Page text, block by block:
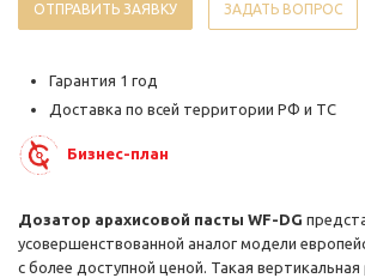
ОТПРАВИТЬ ЗАЯВКУ ЗАДАТЬ ВОПРОС
Гарантия 1 год
Доставка по всей территории РФ и ТС
Бизнес-план
Дозатор арахисовой пасты WF-DG
усовершенствованной аналог модели
с более доступной ценой. Такая вертикальная